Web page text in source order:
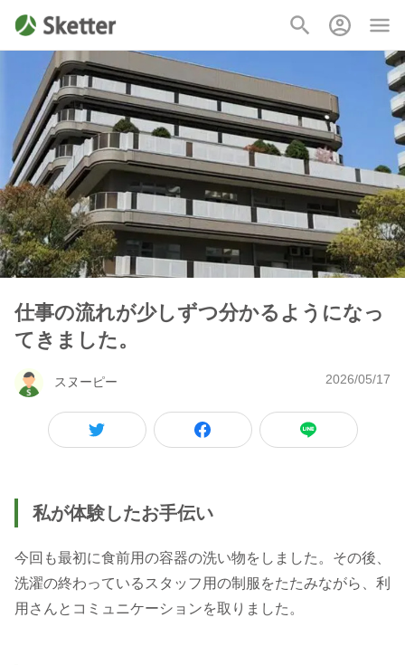
仕事の流れが少しずつ分かるようになっ
てきました。
スヌーピー 2026/05/17
私が体験したお手伝い
今回も最初に食前用の容器の洗い物をしました。その後、
洗濯の終わっているスタッフ用の制服をたたみながら、利